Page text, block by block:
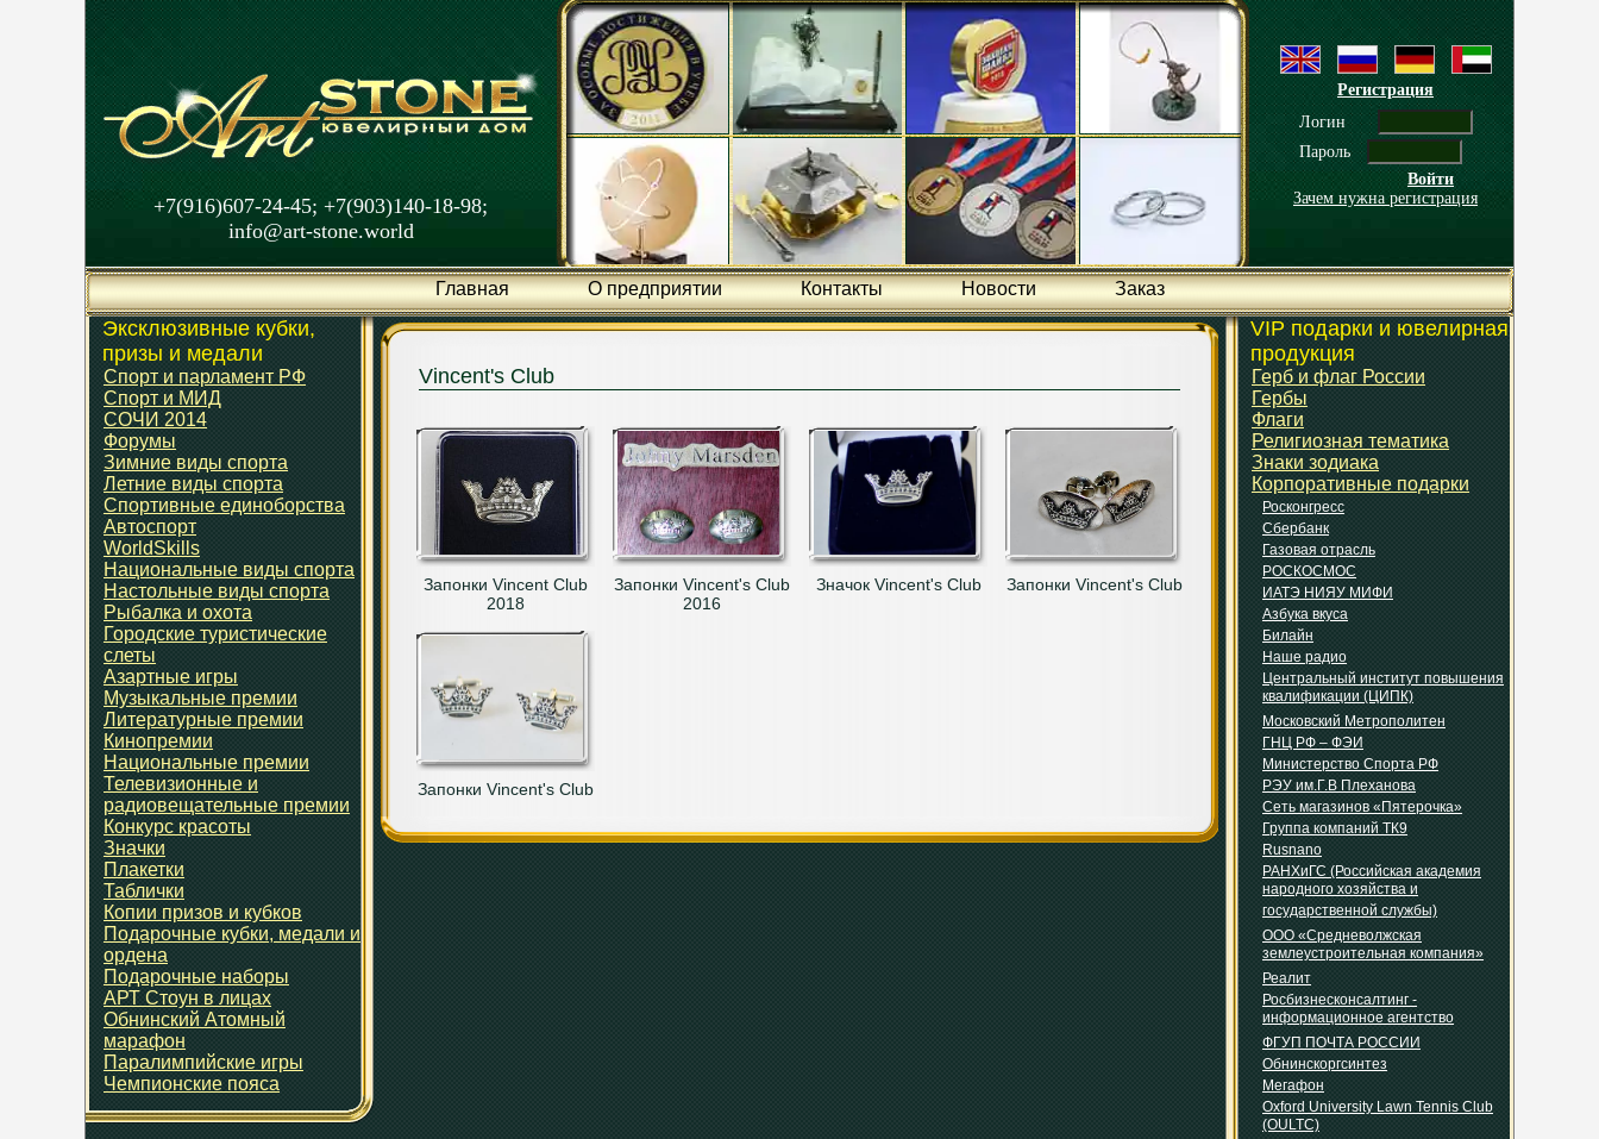
Регистрация
Логин
Пароль
Войти
Зачем нужна регистрация
+7(916)607-24-45; +7(903)140-18-98;
info@art-stone.world
Главная О предприятии Контакты Новости Заказ
Эксклюзивные кубки,
призы и медали
Спорт и парламент РФ
Спорт и МИД
СОЧИ 2014
Форумы
Зимние виды спорта
Летние виды спорта
Спортивные единоборства
Автоспорт
WorldSkills
Национальные виды спорта
Настольные виды спорта
Рыбалка и охота
Городские туристические
слеты
Азартные игры
Музыкальные премии
Литературные премии
Кинопремии
Национальные премии
Телевизионные и
радиовещательные премии
Конкурс красоты
Значки
Плакетки
Таблички
Копии призов и кубков
Подарочные кубки, медали и
ордена
Подарочные наборы
АРТ Стоун в лицах
Обнинский Атомный
марафон
Паралимпийские игры
Чемпионские пояса
Vincent's Club
Запонки Vincent Club
2018
Запонки Vincent's Club
2016
Значок Vincent's Club Запонки Vincent's Club
Запонки Vincent's Club
VIP подарки и ювелирная
продукция
Герб и флаг России
Гербы
Флаги
Религиозная тематика
Знаки зодиака
Корпоративные подарки
Росконгресс
Сбербанк
Газовая отрасль
РОСКОСМОС
ИАТЭ НИЯУ МИФИ
Азбука вкуса
Билайн
Наше радио
Центральный институт повышения
квалификации (ЦИПК)
Московский Метрополитен
ГНЦ РФ – ФЭИ
Министерство Спорта РФ
РЭУ им.Г.В Плеханова
Сеть магазинов «Пятерочка»
Группа компаний ТК9
Rusnano
РАНХиГС (Российская академия
народного хозяйства и
государственной службы)
ООО «Средневолжская
землеустроительная компания»
Реалит
Росбизнесконсалтинг -
информационное агентство
ФГУП ПОЧТА РОССИИ
Обнинскоргсинтез
Мегафон
Oxford University Lawn Tennis Club
(OULTC)